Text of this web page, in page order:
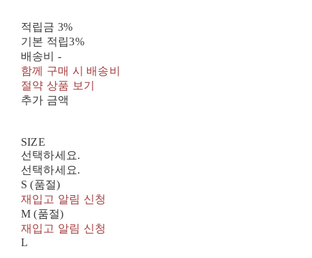
적립금 3%
기본 적립3%
배송비 -
함께 구매 시 배송비
절약 상품 보기
추가 금액
SIZE
선택하세요.
선택하세요.
S (품절)
재입고 알림 신청
M (품절)
재입고 알림 신청
L